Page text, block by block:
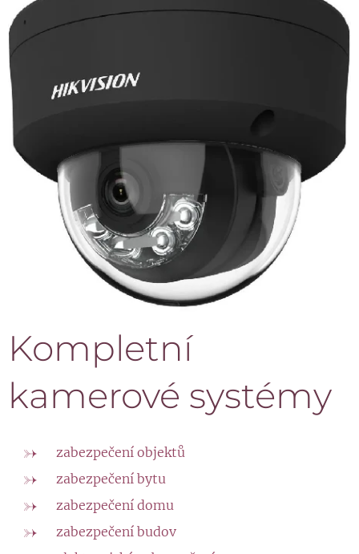
Kompletní
kamerové systémy
zabezpečení objektů
zabezpečení bytu
zabezpečení domu
zabezpečení budov